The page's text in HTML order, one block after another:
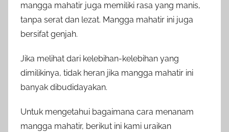
mangga mahatir juga memiliki rasa yang manis,
tanpa serat dan lezat. Mangga mahatir ini juga
bersifat genjah.
Jika melihat dari kelebihan-kelebihan yang
dimilikinya, tidak heran jika mangga mahatir ini
banyak dibudidayakan.
Untuk mengetahui bagaimana cara menanam
mangga mahatir, berikut ini kami uraikan